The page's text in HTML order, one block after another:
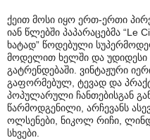
ქეით მოსი იყო ერთ-ერთი
იან წლებში პაპარაცებმა “Le
ხატად” წოდებული
მოდელით ხელში და უდიდესი
გატრენდებაში. ვინტაჟური
გაფორმებულ, ტევად და
პოპულარული ჩანთებისგან
წარმოდგენილი, არჩევანს
ოლსენები, ნიკოლ რიჩი,
სხვები.